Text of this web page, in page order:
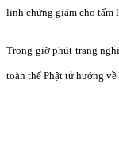
linh chứng giám cho tấm
Trong giờ phút trang
toàn thể Phật tử hướng